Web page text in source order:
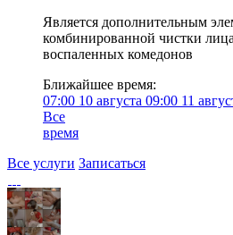
Является дополнительным
комбинированной чистки
воспаленных комедонов
Ближайшее время:
07:00 10 августа 09:00 11
Все
время
Все услуги Записаться